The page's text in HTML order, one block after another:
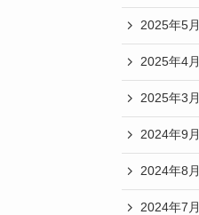
2025年5月
2025年4月
2025年3月
2024年9月
2024年8月
2024年7月